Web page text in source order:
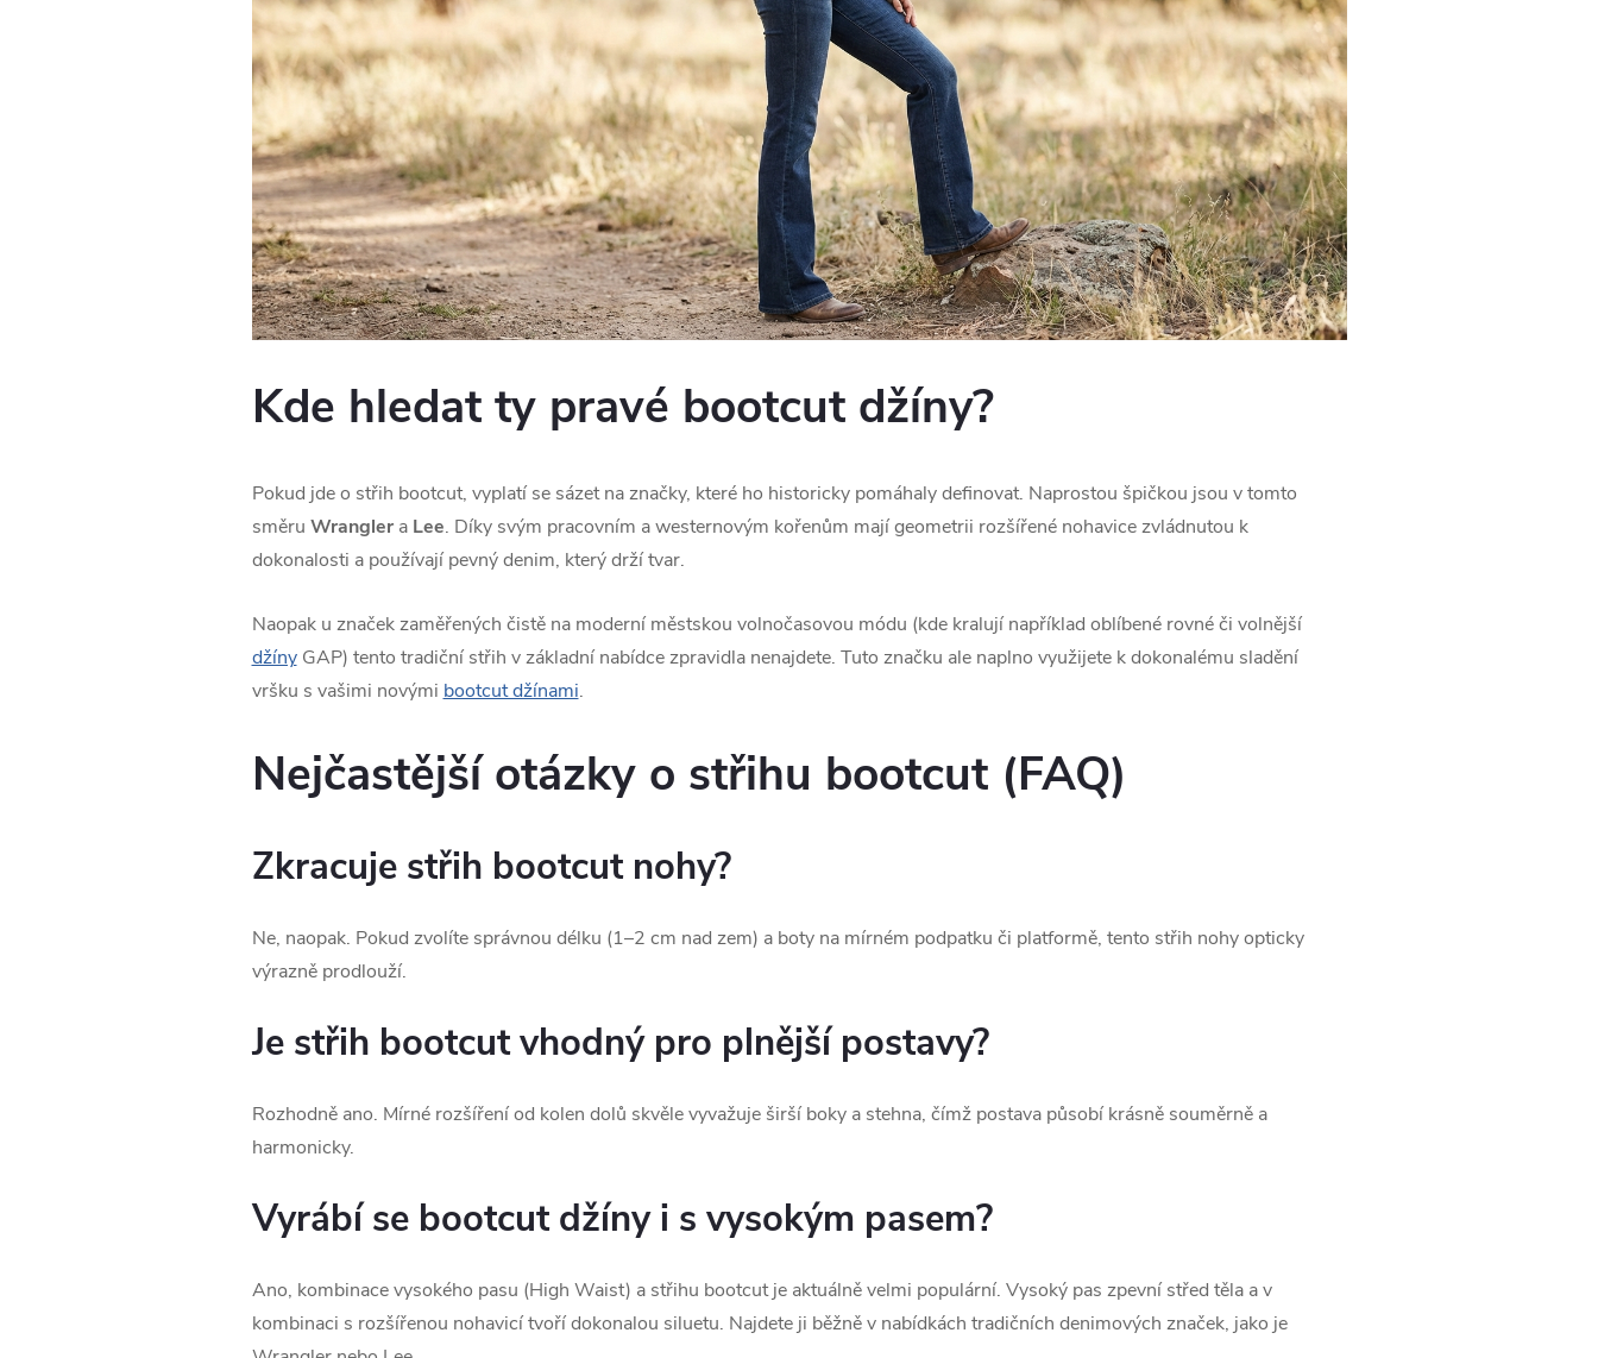
Kde hledat ty pravé bootcut džíny?
Pokud jde o střih bootcut, vyplatí se sázet na značky, které ho historicky pomáhaly definovat. Naprostou špičkou jsou v tomto
směru Wranglera Lee. Díky svým pracovním a westernovým kořenům mají geometrii rozšířené nohavice zvládnutou k
dokonalosti a používají pevný denim, který drží tvar.
Naopak u značek zaměřených čistě na moderní městskou volnočasovou módu (kde kralují například oblíbené rovné či volnější
džínyGAP) tento tradiční střih v základní nabídce zpravidla nenajdete. Tuto značku ale naplno využijete k dokonalému sladění
vršku s vašimi novými bootcut džínami.
Nejčastější otázky o střihu bootcut (FAQ)
Zkracuje střih bootcut nohy?
Ne, naopak. Pokud zvolíte správnou délku (1–2 cm nad zem) a boty na mírném podpatku či platformě, tento střih nohy opticky
výrazně prodlouží.
Je střih bootcut vhodný pro plnější postavy?
Rozhodně ano. Mírné rozšíření od kolen dolů skvěle vyvažuje širší boky a stehna, čímž postava působí krásně souměrně a
harmonicky.
Vyrábí se bootcut džíny i s vysokým pasem?
Ano, kombinace vysokého pasu (High Waist) a střihu bootcut je aktuálně velmi populární. Vysoký pas zpevní střed těla a v
kombinaci s rozšířenou nohavicí tvoří dokonalou siluetu. Najdete ji běžně v nabídkách tradičních denimových značek, jako je